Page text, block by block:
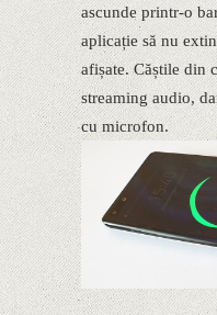
ascunde printr-o
aplicație să nu
afișate. Căștile din
streaming audio,
cu microfon.